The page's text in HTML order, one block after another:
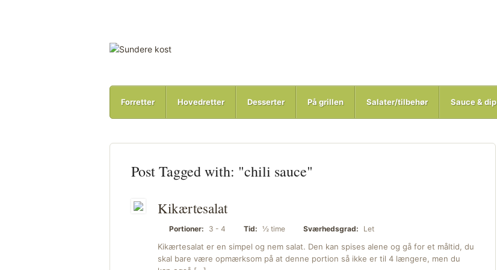
Forretter Hovedretter Desserter På grillen Salater/tilbehør Sauce & dip
Post Tagged with: "chili sauce"
Kikærtesalat
Portioner: 3 - 4 Tid: ½ time Sværhedsgrad: Let
Kikærtesalat er en simpel og nem salat. Den kan spises alene og gå for et måltid, du
skal bare være opmærksom på at denne portion så ikke er til 4 længere, men du